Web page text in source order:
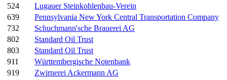
524
Lugauer Steinkohlenbau-Verein
639
Pennsylvania New York Central Transportation Company
732
Schuchmann'sche Brauerei AG
802
Standard Oil Trust
803
Standard Oil Trust
911
Württembergische Notenbank
919
Zwirnerei Ackermann AG